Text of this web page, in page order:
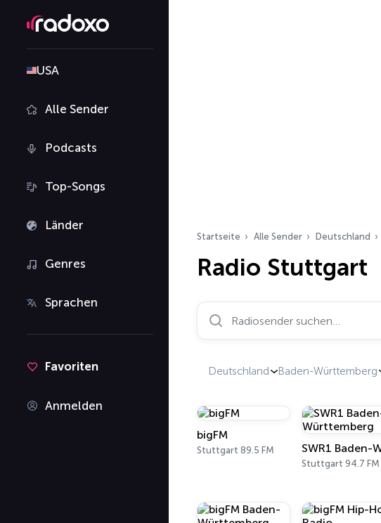
USA
Alle Sender
Podcasts
Top-Songs
Länder
Genres
Sprachen
Favoriten
Anmelden
Startseite Alle Sender Deutschland
Radio Stuttgart
Radiosender suchen…
Deutschland Baden-Württemberg
bigFM
Stuttgart 89.5 FM
Stuttgart 94.7 FM